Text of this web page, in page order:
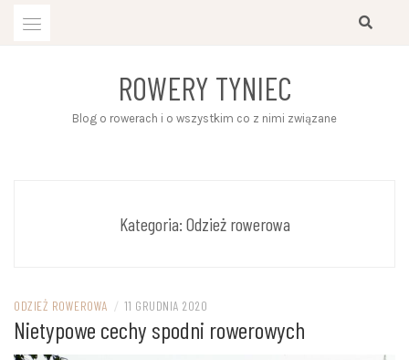
ROWERY TYNIEC
Blog o rowerach i o wszystkim co z nimi związane
Kategoria: Odzież rowerowa
ODZIEŻ ROWEROWA / 11 GRUDNIA 2020
Nietypowe cechy spodni rowerowych